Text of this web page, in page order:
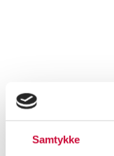
Samtykke